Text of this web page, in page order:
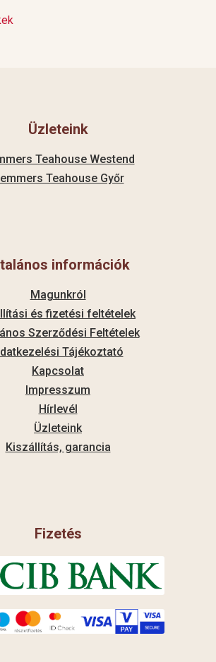
Üzleteink
Teahouse Westend
Teahouse Győr
információk
Magunkról
és fizetési feltételek
Szerződési Feltételek
Tájékoztató
Kapcsolat
Impresszum
Hírlevél
Üzleteink
Kiszállítás, garancia
Fizetés